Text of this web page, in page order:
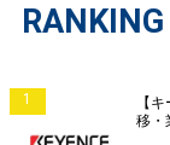
RANKING
1
【
移・